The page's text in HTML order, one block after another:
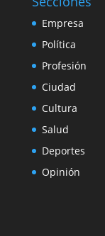
Empresa
Política
Profesión
Ciudad
Cultura
Salud
Deportes
Opinión